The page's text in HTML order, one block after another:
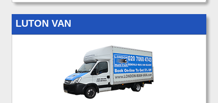
LUTON VAN